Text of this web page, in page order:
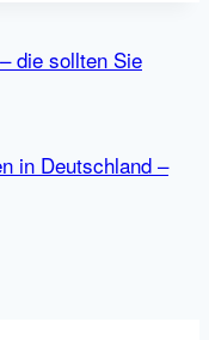
die sollten Sie
in Deutschland –